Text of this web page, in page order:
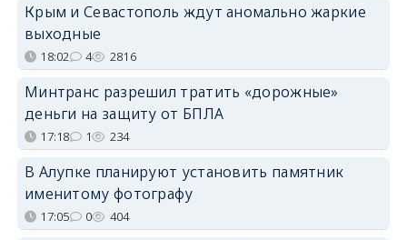
Крым и Севастополь ждут аномально жаркие
выходные
18:02 4 2816
Минтранс разрешил тратить «дорожные»
деньги на защиту от БПЛА
17:18 1 234
В Алупке планируют установить памятник
именитому фотографу
17:05 0 404